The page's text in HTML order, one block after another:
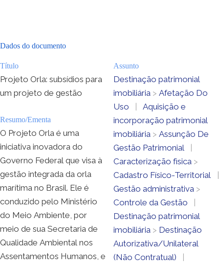
Dados do documento
Título
Projeto Orla: subsídios para
um projeto de gestão
Resumo/Ementa
O Projeto Orla é uma
iniciativa inovadora do
Governo Federal que visa à
gestão integrada da orla
marítima no Brasil. Ele é
conduzido pelo Ministério
do Meio Ambiente, por
meio de sua Secretaria de
Qualidade Ambiental nos
Assentamentos Humanos, e
Assunto
Destinação patrimonial
imobiliária > Afetação Do
Uso
|
Aquisição e
incorporação patrimonial
imobiliária > Assunção De
Gestão Patrimonial
|
Caracterização fìsica >
Cadastro Físico-Territorial
|
Gestão administrativa >
Controle da Gestão
|
Destinação patrimonial
imobiliária > Destinação
Autorizativa/Unilateral
(Não Contratual)
|